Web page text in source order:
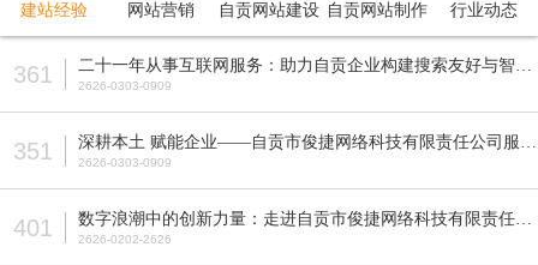
产品国际招标代理、工程造价咨询、工
程监理等多元化发展的咨询服务企业。
贡市高新工业园区十大重点企业之一。
公司占地面积近70亩，注册资本5200
型、D型、L型、Z型、P型5个系列上百
压缩机气体力从20KN—800KN，排气
压力可达50MPa。各类成套气体压缩
建站经验 网站营销 自贡网站建设 自贡网站制作 行业动态
361 2626-0303-0909
351 2626-0303-0909
401 2626-0202-2626